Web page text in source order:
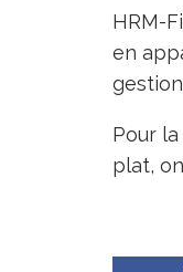
HRM-
en
Pour
plat,